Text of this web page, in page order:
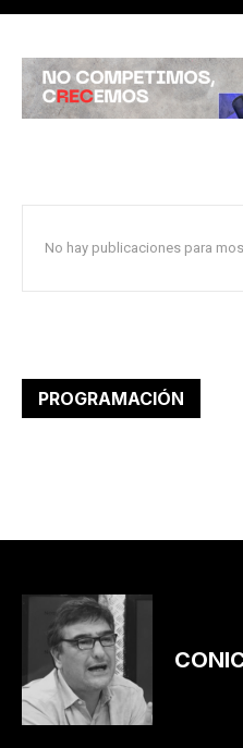
No hay publicaciones para
PROGRAMACIÓN